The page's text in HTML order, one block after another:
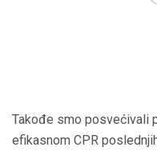
Takođe smo posvećivali
efikasnom CPR